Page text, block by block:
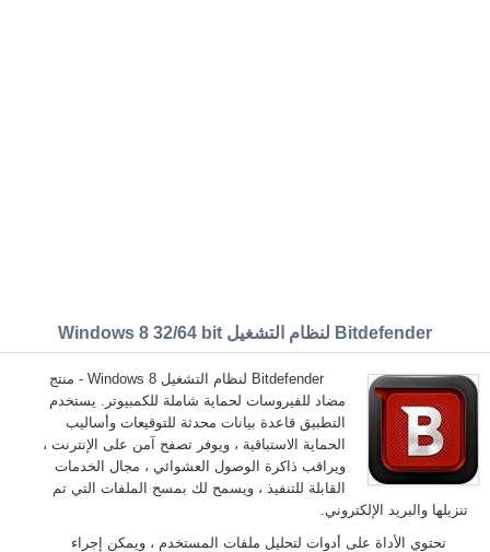
Bitdefender لنظام التشغيل Windows 8 32/64 bit
Bitdefender لنظام التشغيل Windows 8 - منتج
مضاد للفيروسات لحماية شاملة للكمبيوتر. يستخدم
التطبيق قاعدة بيانات محدثة للتوقيعات وأساليب
الحماية الاستباقية ، ويوفر تصفح آمن على الإنترنت ،
ويراقب ذاكرة الوصول العشوائي ، مجال الخدمات
القابلة للتنفيذ ، ويسمح لك بمسح الملفات التي تم
تنزيلها والبريد الإلكتروني.
تحتوي الأداة على أدوات لتحليل ملفات المستخدم ، ويمكن إجراء